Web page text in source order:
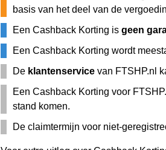
basis van het deel van de
Een Cashback Korting is geen
Een Cashback Korting wordt
De klantenservice van FTSHP.nl
Een Cashback Korting voor
stand komen.
De claimtermijn voor niet-